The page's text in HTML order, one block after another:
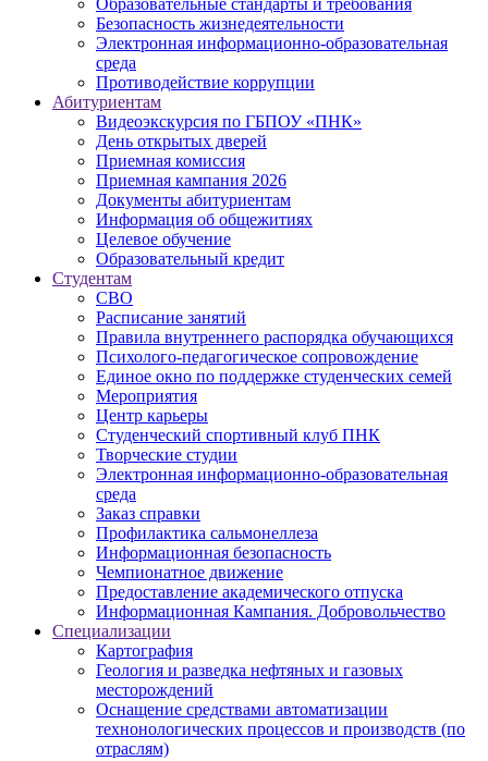
Безопасность жизнедеятельности
Электронная информационно-образовательная
среда
Противодействие коррупции
Абитуриентам
Видеоэкскурсия по ГБПОУ «ПНК»
День открытых дверей
Приемная комиссия
Приемная кампания 2026
Дoкументы абитуриентам
Информация об общежитиях
Целевое обучение
Образовательный кредит
Студентам
СВО
Расписание занятий
Правила внутреннего распорядка обучающихся
Психолого-педагогическое сопровождение
Единое окно по поддержке студенческих семей
Мероприятия
Центр карьеры
Студенческий спортивный клуб ПНК
Творческие студии
Электронная информационно-образовательная
среда
Заказ справки
Профилактика сальмонеллеза
Информационная безопасность
Чемпионатное движение
Предоставление академического отпуска
Информационная Кампания. Добровольчество
Специализации
Картография
Геология и разведка нефтяных и газовых
месторождений
Оснащение средствами автоматизации
технонологических процессов и производств (по
отраслям)